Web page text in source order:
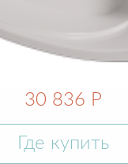
30 836 Р
Где купить